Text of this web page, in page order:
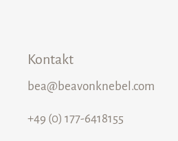
Kontakt
bea@beavonknebel.com
+49 (0) 177-6418155